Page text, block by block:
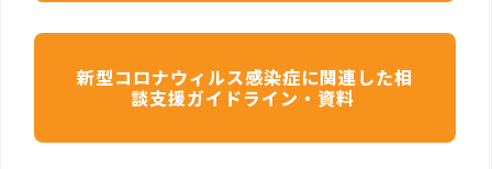
新型コロナウィルス感染症に関連した相
談支援ガイドライン・資料